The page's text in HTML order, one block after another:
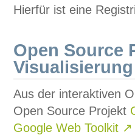
Hierfür ist eine
Open Source
Visualisierung
Aus der interaktiven
Open Source Projekt
Google Web Toolkit ↗